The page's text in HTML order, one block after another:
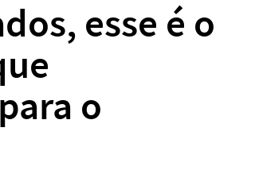
esse é o
o